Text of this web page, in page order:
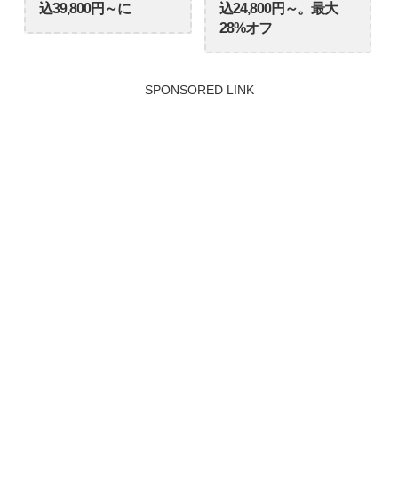
込39,800円～に
込24,800円～。最大
28%オフ
SPONSORED LINK